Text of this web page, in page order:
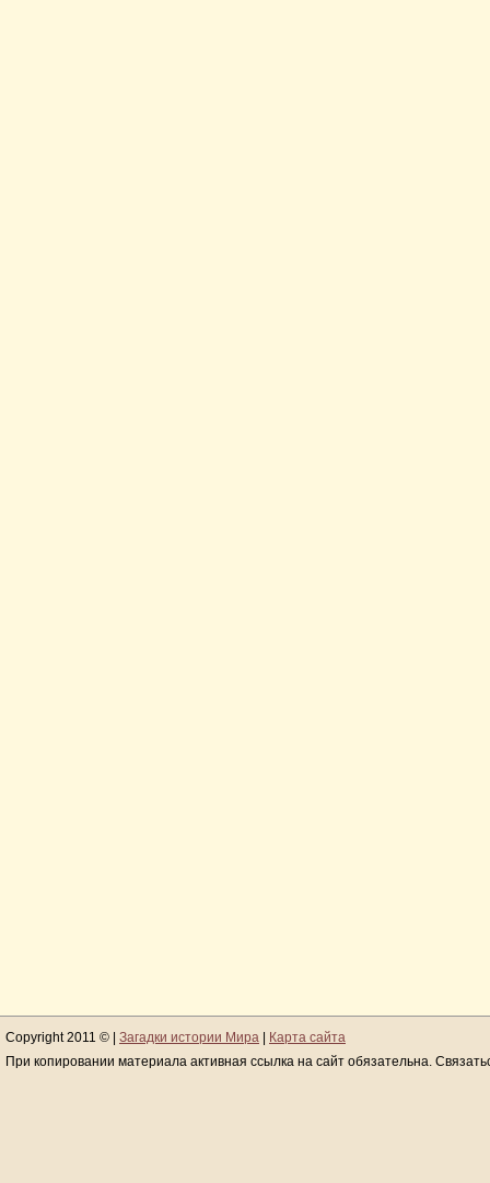
Copyright 2011 © | Загадки истории Мира
Карта сайта
При копировании материала активная ссылка на сайт обязательна.